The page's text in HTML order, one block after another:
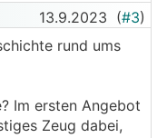
13.9.2023 (#3)
rund ums
Im ersten Angebot
Zeug dabei,